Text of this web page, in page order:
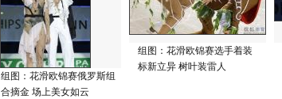
组图：花滑欧锦赛俄罗斯组
合摘金 场上美女如云
组图：花滑欧锦赛选手着装
标新立异 树叶装雷人